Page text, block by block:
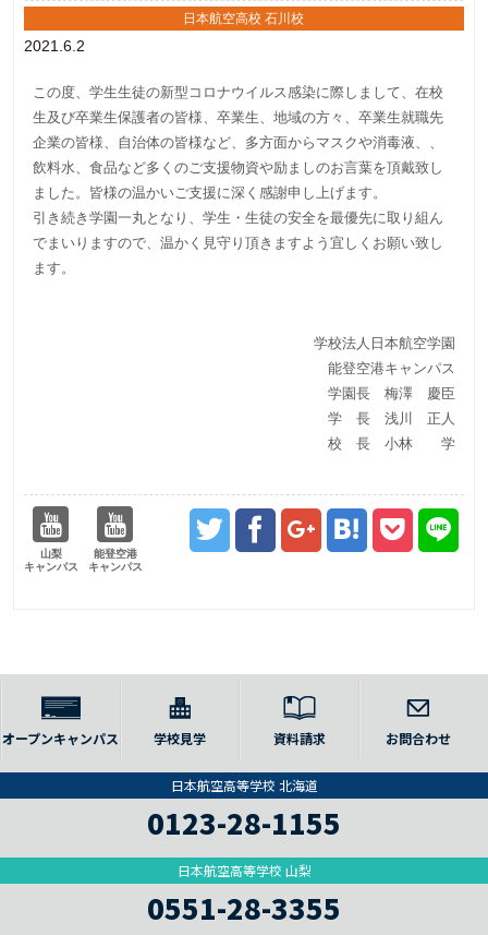
2021.6.2
日本航空高校 石川校
この度、学生生徒の新型コロナウイルス感染に際しまして、在校
生及び卒業生保護者の皆様、卒業生、地域の方々、卒業生就職先
企業の皆様、自治体の皆様など、多方面からマスクや消毒液、、
飲料水、食品など多くのご支援物資や励ましのお言葉を頂戴致し
ました。皆様の温かいご支援に深く感謝申し上げます。
引き続き学園一丸となり、学生・生徒の安全を最優先に取り組ん
でまいりますので、温かく見守り頂きますよう宜しくお願い致し
ます。
学校法人日本航空学園
能登空港キャンパス
学園長 梅澤 慶臣
学 長 浅川 正人
校 長 小林 学
山梨
キャンパス
能登空港
キャンパス
オープンキャンパス 学校見学 資料請求 お問合わせ
日本航空高等学校 北海道
0123-28-1155
日本航空高等学校 山梨
0551-28-3355